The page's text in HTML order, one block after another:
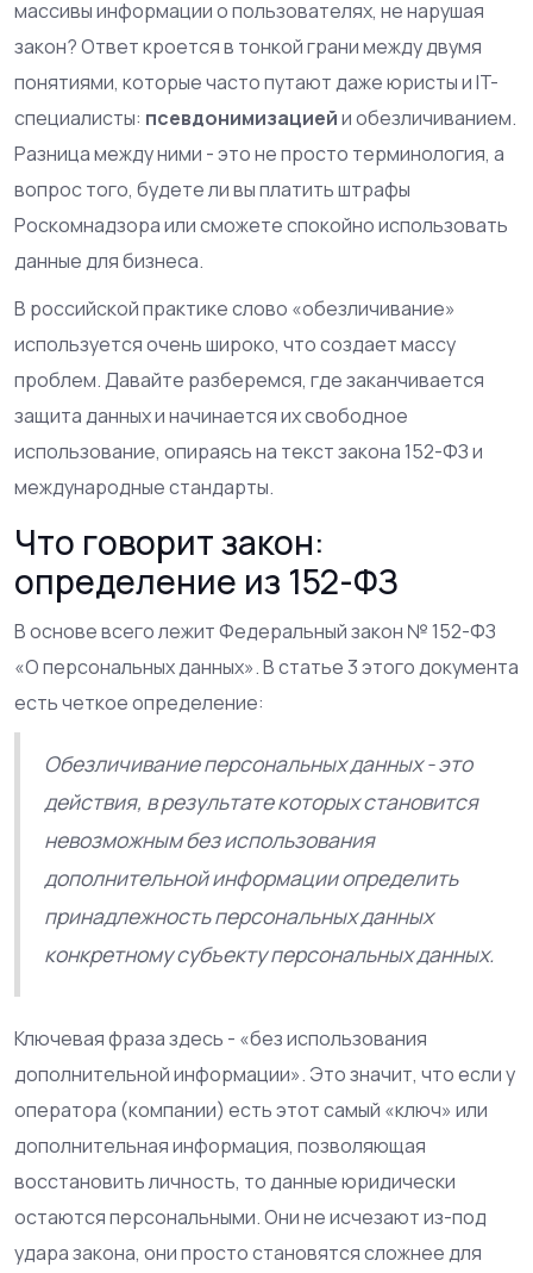
массивы информации о пользователях, не нарушая
закон? Ответ кроется в тонкой грани между двумя
понятиями, которые часто путают даже юристы и IT-
специалисты: псевдонимизациейи обезличиванием.
Разница между ними - это не просто терминология, а
вопрос того, будете ли вы платить штрафы
Роскомнадзора или сможете спокойно использовать
данные для бизнеса.
В российской практике слово «обезличивание»
используется очень широко, что создает массу
проблем. Давайте разберемся, где заканчивается
защита данных и начинается их свободное
использование, опираясь на текст закона 152-ФЗ и
международные стандарты.
Что говорит закон:
определение из 152-ФЗ
В основе всего лежит Федеральный закон № 152-ФЗ
«О персональных данных». В статье 3 этого документа
есть четкое определение:
Обезличивание персональных данных- это
действия, в результате которых становится
невозможным без использования
дополнительной информации определить
принадлежность персональных данных
конкретному субъекту персональных данных.
Ключевая фраза здесь - «без использования
дополнительной информации». Это значит, что если у
оператора (компании) есть этот самый «ключ» или
дополнительная информация, позволяющая
восстановить личность, то данные юридически
остаются персональными. Они не исчезают из-под
удара закона, они просто становятся сложнее для